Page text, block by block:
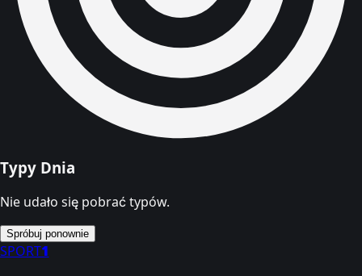
Typy Dnia
Nie udało się pobrać typów.
Spróbuj ponownie
SPORT1